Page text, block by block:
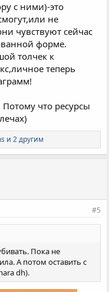
с ними)-это
не
чувствуют сейчас
форме.
толчек к
теперь
что ресурсы
и 2 другим
#5
Пока не
А потом оставить с
dh).